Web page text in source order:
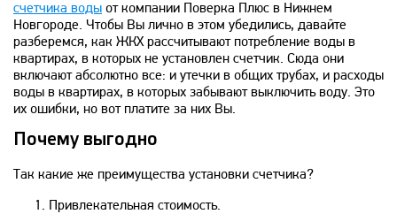
счетчика воды от компании Поверка Плюс в Нижнем
Новгороде. Чтобы Вы лично в этом убедились, давайте
разберемся, как ЖКХ рассчитывают потребление воды в
квартирах, в которых не установлен счетчик. Сюда они
включают абсолютно все: и утечки в общих трубах, и расходы
воды в квартирах, в которых забывают выключить воду. Это
их ошибки, но вот платите за них Вы.
Почему выгодно
Так какие же преимущества установки счетчика?
Привлекательная стоимость.